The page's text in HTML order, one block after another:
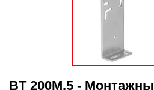
BT 200M.5 -